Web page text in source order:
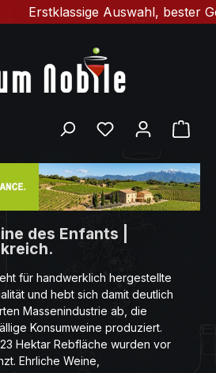
Erstklassige Auswahl, bester
Du hast 0
des Enfants |
für handwerklich hergestellte
und hebt sich damit deutlich
Massenindustrie ab, die
Konsumweine produziert.
Hektar Rebfläche wurden vor
Ehrliche Weine,